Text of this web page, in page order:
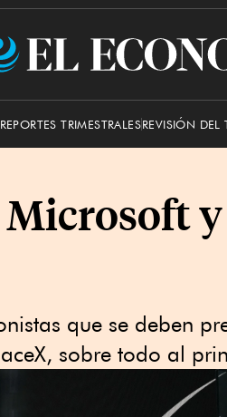
El
REPORTES TRIMESTRALESREVISIÓN DEL
Microsoft
que se deben
sobre todo al